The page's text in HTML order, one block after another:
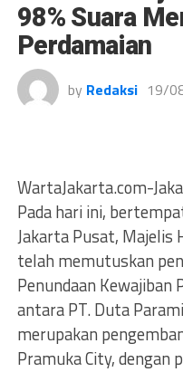
98% Suara
Perdamaian
by Redaksi 19/
WartaJakarta.com-
Pada hari ini,
Jakarta Pusat, Majelis
telah memutuskan
Penundaan Kewajiban
antara PT. Duta
merupakan
Pramuka City, dengan